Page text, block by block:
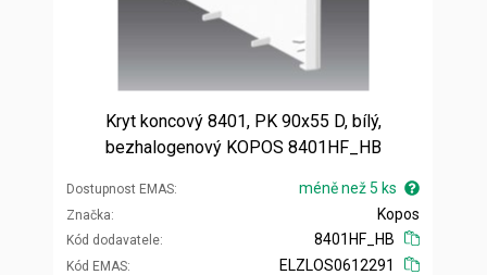
Kryt koncový 8401, PK 90x55 D, bílý,
bezhalogenový KOPOS 8401HF_HB
Dostupnost EMAS méně než 5 ks
Značka
Kód dodavatele
Kopos
8401HF_HB
Kód EMAS
ELZLOS0612291